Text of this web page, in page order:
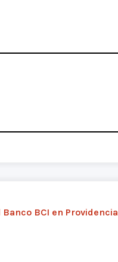
BCI en Providencia